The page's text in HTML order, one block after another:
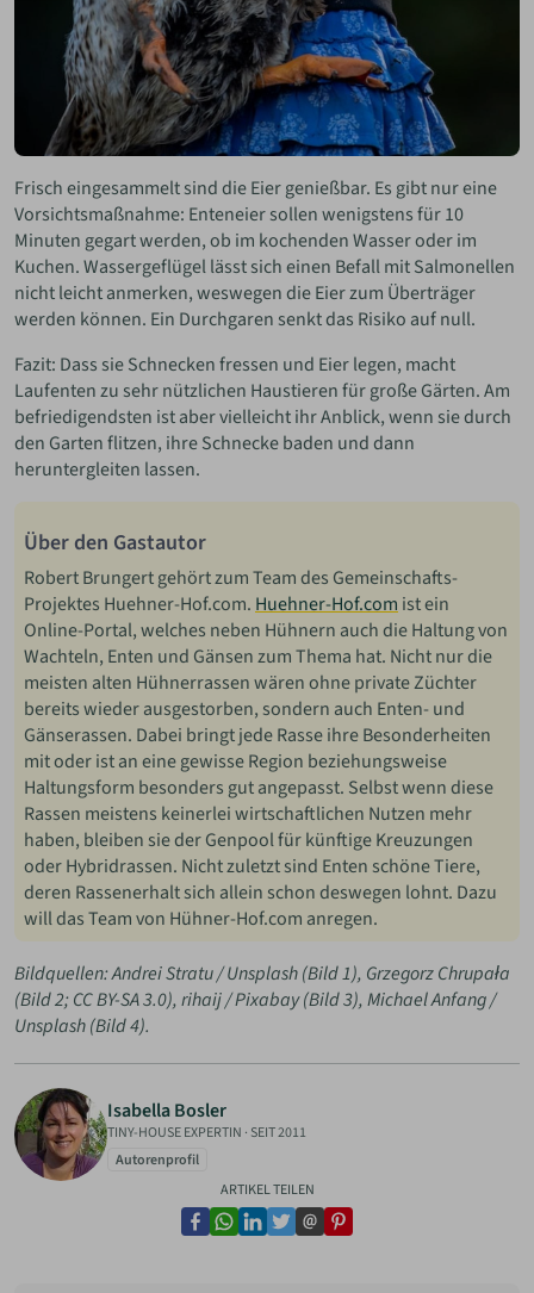
Frisch eingesammelt sind die Eier genießbar. Es gibt nur eine
Vorsichtsmaßnahme: Enteneier sollen wenigstens für 10
Minuten gegart werden, ob im kochenden Wasser oder im
Kuchen. Wassergeflügel lässt sich einen Befall mit Salmonellen
nicht leicht anmerken, weswegen die Eier zum Überträger
werden können. Ein Durchgaren senkt das Risiko auf null.
Fazit: Dass sie Schnecken fressen und Eier legen, macht
Laufenten zu sehr nützlichen Haustieren für große Gärten. Am
befriedigendsten ist aber vielleicht ihr Anblick, wenn sie durch
den Garten flitzen, ihre Schnecke baden und dann
heruntergleiten lassen.
Über den Gastautor
Robert Brungert gehört zum Team des Gemeinschafts-
Projektes Huehner-Hof.com. Huehner-Hof.com ist ein
Online-Portal, welches neben Hühnern auch die Haltung von
Wachteln, Enten und Gänsen zum Thema hat. Nicht nur die
meisten alten Hühnerrassen wären ohne private Züchter
bereits wieder ausgestorben, sondern auch Enten- und
Gänserassen. Dabei bringt jede Rasse ihre Besonderheiten
mit oder ist an eine gewisse Region beziehungsweise
Haltungsform besonders gut angepasst. Selbst wenn diese
Rassen meistens keinerlei wirtschaftlichen Nutzen mehr
haben, bleiben sie der Genpool für künftige Kreuzungen
oder Hybridrassen. Nicht zuletzt sind Enten schöne Tiere,
deren Rassenerhalt sich allein schon deswegen lohnt. Dazu
will das Team von Hühner-Hof.com anregen.
Bildquellen: Andrei Stratu / Unsplash (Bild 1), Grzegorz Chrupała
(Bild 2; CC BY-SA 3.0), rihaij / Pixabay (Bild 3), Michael Anfang /
Unsplash (Bild 4).
Isabella Bosler
TINY-HOUSE EXPERTIN · SEIT 2011
Autorenprofil
ARTIKEL TEILEN
facebook
whatsapp
linkedin
twitter
emailpinterest